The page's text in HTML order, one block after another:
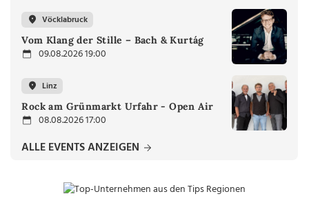
Vöcklabruck
Vom Klang der Stille – Bach & Kurtág
09.08.2026 19:00
Linz
Rock am Grünmarkt Urfahr - Open Air
08.08.2026 17:00
ALLE EVENTS ANZEIGEN